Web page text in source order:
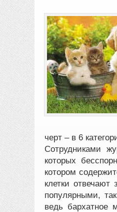
черт – в 6
Сотрудниками
которых
котором
клетки
популярными,
ведь бархатное